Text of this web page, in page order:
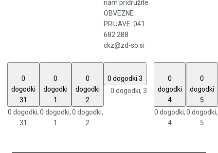
nam pridružite.
OBVEZNE
PRIJAVE: 041
682 288
ckz@zd-sb.si
0
dogodki
31
0 dogodki,
31
0
dogodki
1
0 dogodki,
1
0
dogodki
2
0 dogodki,
2
0 dogodki 3
0 dogodki, 3
0
dogodki
4
0 dogodki,
4
0
dogodki
5
0 dogodki,
5